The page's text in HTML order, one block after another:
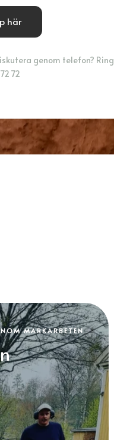
här
genom telefon?
72
MARKARBETEN